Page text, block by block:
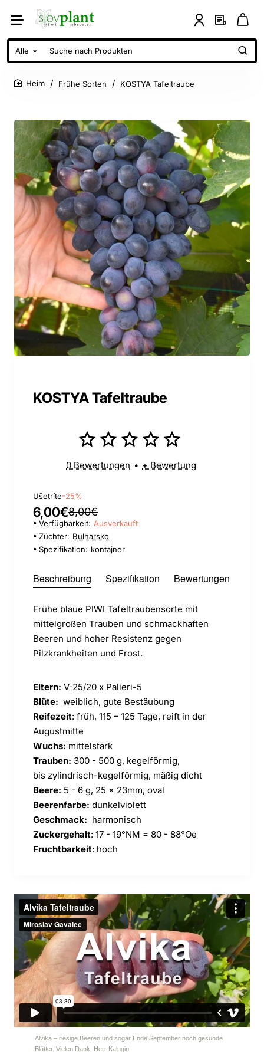
Alle
Suche
nach
Produkten
Frühe Sorten KOSTYA Tafeltraube
KOSTYA Tafeltraube
0 Bewertungen • + Bewertung
Ušetríte-25%
6,00€8,00€
Verfügbarkeit: Ausverkauft
Züchter: Bulharsko
Spezifikation: kontajner
Beschreibung Spezifikation Bewertungen
Frühe blaue PIWI Tafeltraubensorte mit
mittelgroßen Trauben und schmackhaften
Beeren und hoher Resistenz gegen
Pilzkrankheiten und Frost.
Eltern: V-25/20 x Palieri-5
Blüte: weiblich, gute Bestäubung
Reifezeit: früh, 115 – 125 Tage, reift in der
Augustmitte
Wuchs: mittelstark
Trauben: 300 - 500 g, kegelförmig,
bis zylindrisch-kegelförmig, mäßig dicht
Beere: 5 - 6 g, 25 x 23mm, oval
Beerenfarbe: dunkelviolett
Geschmack: harmonisch
Zuckergehalt: 17 - 19°NM = 80 - 88°Oe
Fruchtbarkeit: hoch
Alvika – riesige Beeren und sogar Ende September noch gesunde
Blätter. Vielen Dank, Herr Kalugin!